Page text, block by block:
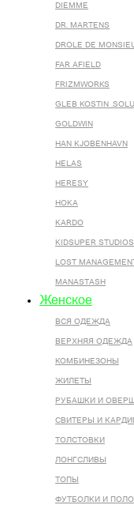
DIEMME
DR. MARTENS
DROLE DE
FAR AFIELD
FRIZMWORKS
GLEB KOSTIN
GOLDWIN
HAN KJOBENHAVN
HELAS
HERESY
HOKA
KARDO
KIDSUPER STUDIOS
LOST
MANASTASH
Женское
ВСЯ ОДЕЖДА
ВЕРХНЯЯ ОДЕЖДА
КОМБИНЕЗОНЫ
ЖИЛЕТЫ
РУБАШКИ И
СВИТЕРЫ И
ТОЛСТОВКИ
ЛОНГСЛИВЫ
ТОПЫ
ФУТБОЛКИ И ПОЛО